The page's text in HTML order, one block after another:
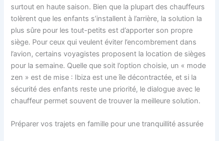
surtout en haute saison. Bien que la plupart des chauffeurs
tolèrent que les enfants s’installent à l’arrière, la solution la
plus sûre pour les tout-petits est d’apporter son propre
siège. Pour ceux qui veulent éviter l’encombrement dans
l’avion, certains voyagistes proposent la location de sièges
pour la semaine. Quelle que soit l’option choisie, un « mode
zen » est de mise : Ibiza est une île décontractée, et si la
sécurité des enfants reste une priorité, le dialogue avec le
chauffeur permet souvent de trouver la meilleure solution.
Préparer vos trajets en famille pour une tranquillité assurée